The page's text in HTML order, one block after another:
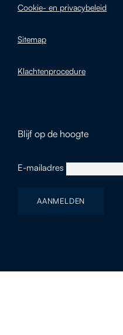
Cookie- en privacybeleid
Sitemap
Klachtenprocedure
Blijf op de hoogte
E-mailadres